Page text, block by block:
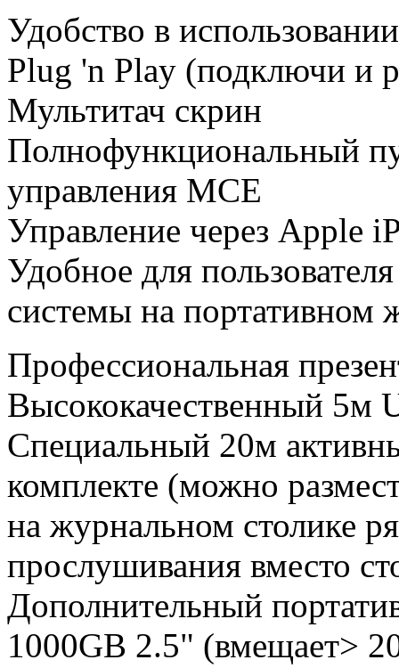
Удобство в использовании
Plug 'n Play (подключи и
Мультитач скрин
Полнофункциональный
управления MCE
Управление через Apple
Удобное для
системы на портативном
Профессиональная
Высококачественный 5м
Специальный 20м
комплекте (можно
на журнальном столике
прослушивания вместо
Дополнительный
1000GB 2.5" (вмещает>